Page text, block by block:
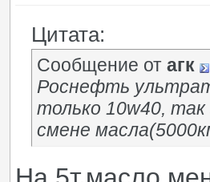
Цитата:
Сообщение от агк
Роснефть
только 10w40, так
смене